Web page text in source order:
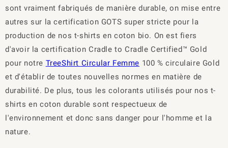
sont vraiment fabriqués de manière durable, on mise entre
autres sur la certification GOTS super stricte pour la
production de nos t-shirts en coton bio. On est fiers
d'avoir la certification Cradle to Cradle Certified™ Gold
pour notre TreeShirt Circular Femme 100 % circulaire Gold
et d'établir de toutes nouvelles normes en matière de
durabilité. De plus, tous les colorants utilisés pour nos t-
shirts en coton durable sont respectueux de
l'environnement et donc sans danger pour l'homme et la
nature.